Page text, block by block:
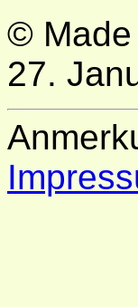
©
27.